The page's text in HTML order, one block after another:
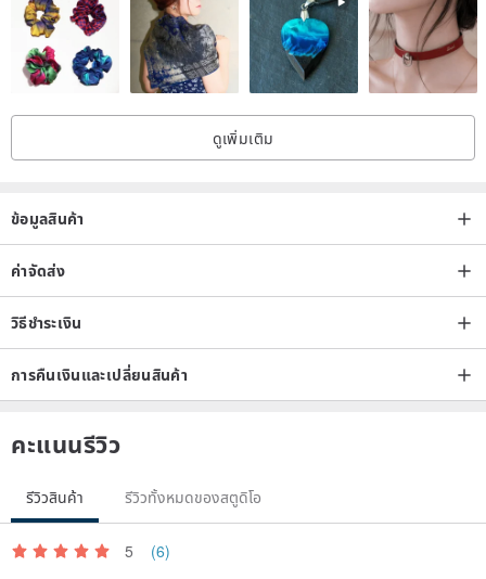
ดูเพิ่มเติม
ข้อมูลสินค้า
ค่าจัดส่ง
วิธีชำระเงิน
การคืนเงินและเปลี่ยนสินค้า
คะแนนรีวิว
รีวิวสินค้า รีวิวทั้งหมดของสตูดิโอ
5 (6)